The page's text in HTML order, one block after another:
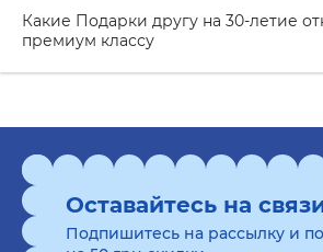
Какие Подарки другу на 30-летие
премиум классу
Оставайтесь на
Подпишитесь на рассылку и